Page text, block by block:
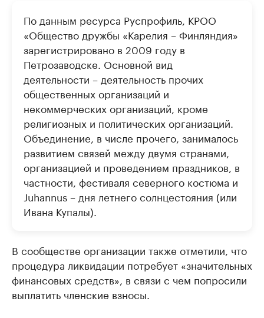
По данным ресурса Руспрофиль, КРОО
«Общество дружбы «Карелия – Финляндия»
зарегистрировано в 2009 году в
Петрозаводске. Основной вид
деятельности – деятельность прочих
общественных организаций и
некоммерческих организаций, кроме
религиозных и политических организаций.
Объединение, в числе прочего, занималось
развитием связей между двумя странами,
организацией и проведением праздников, в
частности, фестиваля северного костюма и
Juhannus – дня летнего солнцестояния (или
Ивана Купалы).
В сообществе организации также отметили, что
процедура ликвидации потребует «значительных
финансовых средств», в связи с чем попросили
выплатить членские взносы.